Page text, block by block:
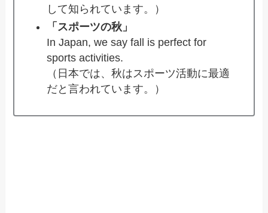
して知られています。）
「スポーツの秋」
In Japan, we say fall is perfect for
sports activities.
（日本では、秋はスポーツ活動に最適
だと言われています。）